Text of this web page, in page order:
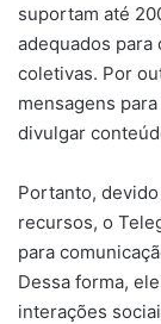
suportam até
adequados para
coletivas. Por
mensagens
divulgar
Portanto,
recursos, o
para
Dessa forma,
interações